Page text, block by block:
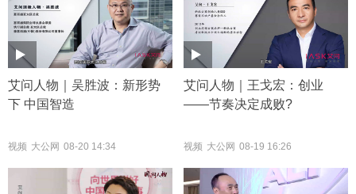
艾问人物｜吴胜波：新形势
下 中国智造
视频 大公网 08-20 14:34
艾问人物｜王戈宏：创业
——节奏决定成败?
视频 大公网 08-19 16:26